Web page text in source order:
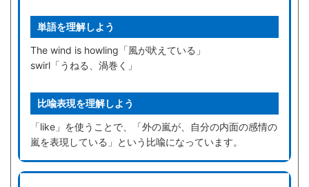
単語を理解しよう
The wind is howling「風が吠えている」
swirl「うねる、渦巻く」
比喩表現を理解しよう
「like」を使うことで、「外の嵐が、自分の内面の感情の
嵐を表現している」という比喩になっています。